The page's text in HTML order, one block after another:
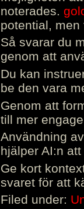
noterades.
potential, men
Så svarar du
genom att
Du kan
be den vara
Genom att
till mer
Användning
hjälper AI:n
Ge kort
svaret för att
Filed under: